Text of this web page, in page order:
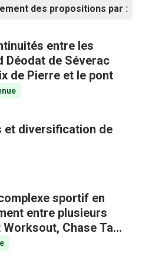
des propositions par :
entre les
Déodat de Séverac
de Pierre et le pont
et diversification de
sportif en
entre plusieurs
Chase Tag,